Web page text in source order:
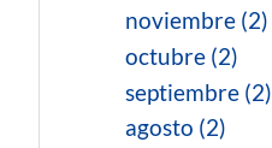
noviembre (2)
octubre (2)
septiembre (2)
agosto (2)